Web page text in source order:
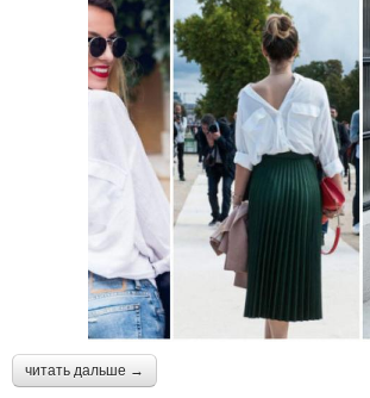
читать дальше →